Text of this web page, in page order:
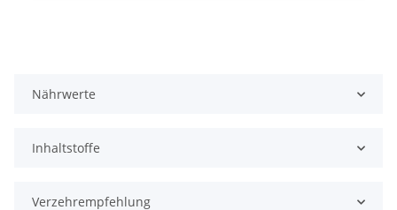
Nährwerte
Inhaltstoffe
Verzehrempfehlung